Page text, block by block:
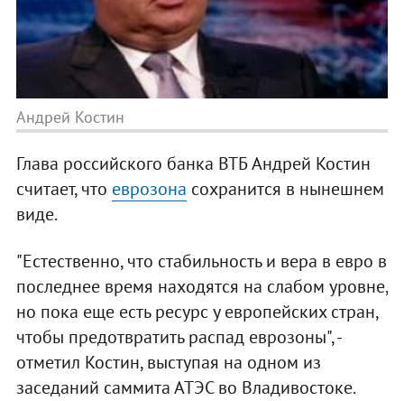
Андрей Костин
Глава российского банка ВТБ Андрей Костин
считает, что еврозона сохранится в нынешнем
виде.
"Естественно, что стабильность и вера в евро в
последнее время находятся на слабом уровне,
но пока еще есть ресурс у европейских стран,
чтобы предотвратить распад еврозоны", -
отметил Костин, выступая на одном из
заседаний саммита АТЭС во Владивостоке.